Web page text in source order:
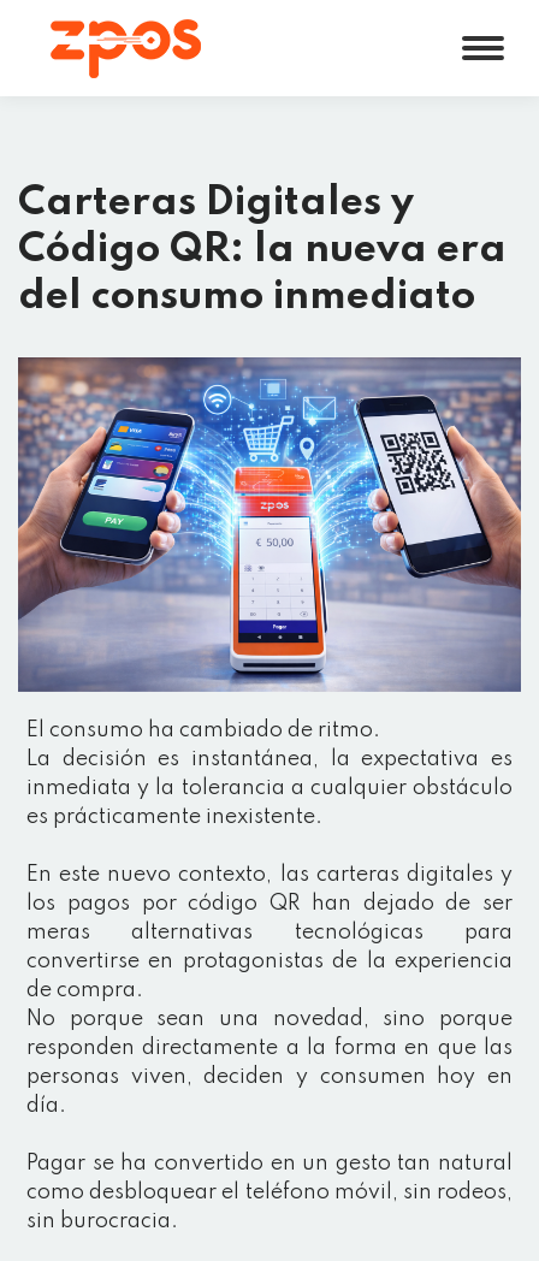
Carteras Digitales y
Código QR: la nueva era
del consumo inmediato
El consumo ha cambiado de ritmo.
La decisión es instantánea, la expectativa es
inmediata y la tolerancia a cualquier obstáculo
es prácticamente inexistente.
En este nuevo contexto, las carteras digitales y
los pagos por código QR han dejado de ser
meras alternativas tecnológicas para
convertirse en protagonistas de la experiencia
de compra.
No porque sean una novedad, sino porque
responden directamente a la forma en que las
personas viven, deciden y consumen hoy en
día.
Pagar se ha convertido en un gesto tan natural
como desbloquear el teléfono móvil, sin rodeos,
sin burocracia.